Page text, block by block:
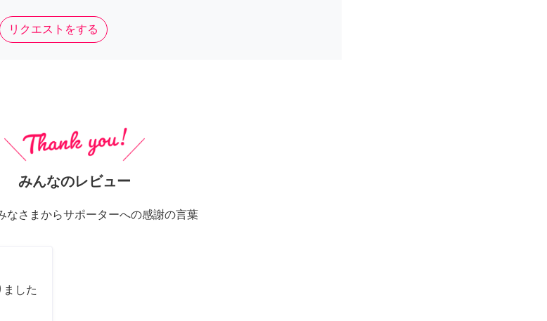
リクエストをする
みんなのレビュー
なさまからサポーターへの感謝の言葉
した